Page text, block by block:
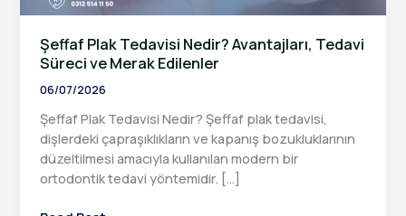
Şeffaf Plak Tedavisi Nedir? Avantajları, Tedavi
Süreci ve Merak Edilenler
06/07/2026
Şeffaf Plak Tedavisi Nedir? Şeffaf plak tedavisi,
dişlerdeki çapraşıklıkların ve kapanış bozukluklarının
düzeltilmesi amacıyla kullanılan modern bir
ortodontik tedavi yöntemidir. […]